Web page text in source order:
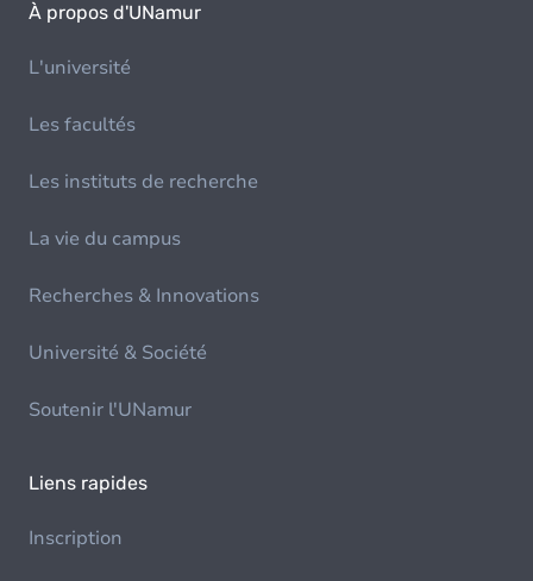
À propos d'UNamur
L'université
Les facultés
Les instituts de recherche
La vie du campus
Recherches & Innovations
Université & Société
Soutenir l'UNamur
Liens rapides
Inscription